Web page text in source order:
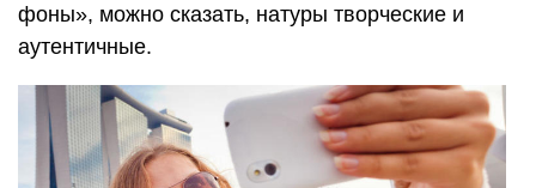
фоны», можно сказать, натуры творческие и
аутентичные.